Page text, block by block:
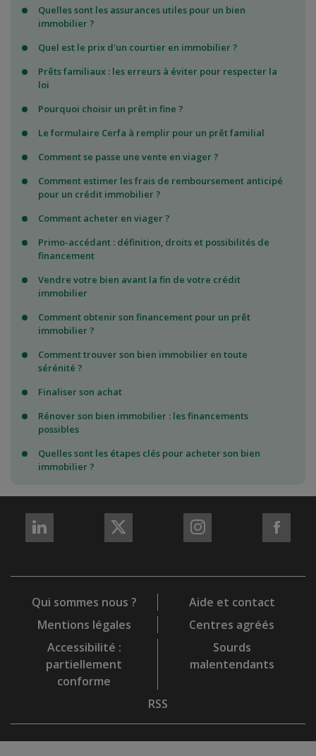
Quelles sont les assurances utiles pour un bien
immobilier ?
Quel est le prix d'un courtier en immobilier ?
Prêts familiaux : les erreurs à éviter pour respecter la
loi
Pourquoi choisir un prêt in fine ?
Le formulaire Cerfa à remplir pour un prêt familial
Comment se passe une vente en viager ?
Comment estimer les frais de remboursement anticipé
pour un crédit immobilier ?
Comment acheter en viager ?
Primo-accédant : définition, droits et possibilités de
financement
Vendre votre bien avant la fin de votre crédit
immobilier
Comment obtenir son financement pour un prêt
immobilier ?
Comment trouver son bien immobilier en toute
sérénité ?
Finaliser son achat
Rénover son bien immobilier : les financements
possibles
Quelles sont les étapes clés pour acheter son bien
immobilier ?
REJOIGNEZ-
REJOIGNEZ-
Qui sommes nous ?
Aide et contact
Mentions légales
Centres agréés
Accessibilité :
partiellement
conforme
Sourds
malentendants
RSS